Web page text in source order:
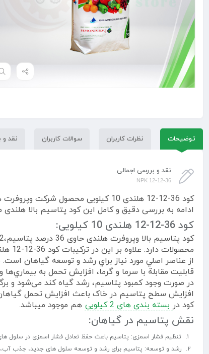
توضیحات نظرات کاربران سوالات کاربران نقد و
نقد و بررسی اجمالی
NPK 12-12-36
کود 36-12-12 هلندی 10 کیلویی
ادامه به بررسی دقیق و کامل این کود پتاسیم بالا
کود 36-12-12 هلندی 10 کیلویی:
از عناصر اصلي مورد نياز براي رشد و توسعه گياهان
قابليت مقابلة با سرما و گرما، افزايش تحمل به
در صورت وجود کمبود پتاسیم، رشد گیاه کند می‌شود و
کود در بسته بندی های 2 کیلویی هم موجود میباشد.
نقش پتاسیم در گیاهان:
تنظیم فشار اسمزی: پتاسیم باعث حفظ تعادل فشار اسمزی در
رشد و توسعه: پتاسیم برای رشد و توسعه سلول های جدید، جذب